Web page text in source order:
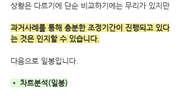
상황은 다르기에 단순 비교하기에는 무리가 있지만
과거사례를 통해 충분한 조정기간이 진행되고 있다
는 것은 인지할 수 있습니다.
다음으로 일봉입니다.
• 차트분석(일봉)